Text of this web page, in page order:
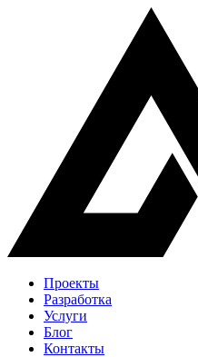
Проекты
Разработка
Услуги
Блог
Контакты